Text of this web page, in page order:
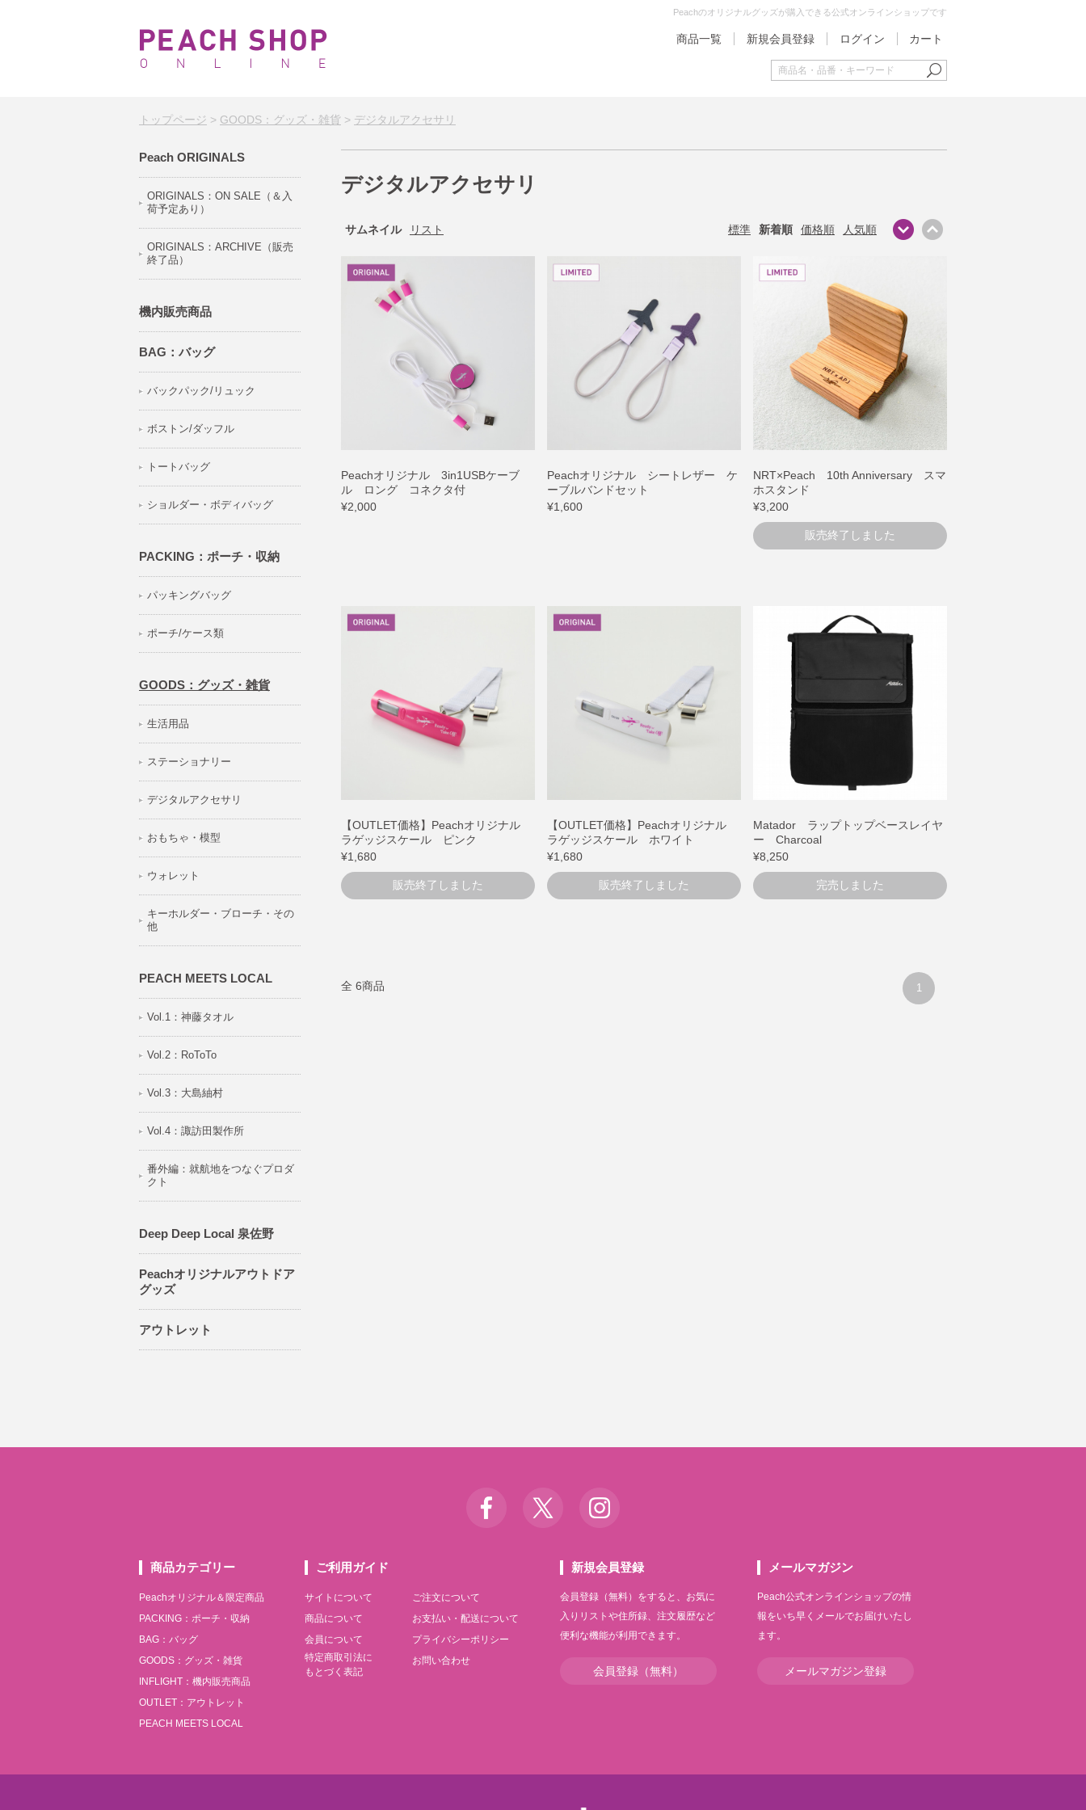
Peachのオリジナルグッズが購入できる公式オンラインショップです
商品一覧 新規会員登録 ログイン カート
トップページ > GOODS：グッズ・雑貨 > デジタルアクセサリ
Peach ORIGINALS
ORIGINALS：ON SALE（＆入
荷予定あり）
ORIGINALS：ARCHIVE（販売
終了品）
機内販売商品
BAG：バッグ
バックパック/リュック
ボストン/ダッフル
トートバッグ
ショルダー・ボディバッグ
PACKING：ポーチ・収納
パッキングバッグ
ポーチ/ケース類
GOODS：グッズ・雑貨
生活用品
ステーショナリー
デジタルアクセサリ
おもちゃ・模型
ウォレット
キーホルダー・ブローチ・その
他
PEACH MEETS LOCAL
Vol.1：神藤タオル
Vol.2：RoToTo
Vol.3：大島紬村
Vol.4：諏訪田製作所
番外編：就航地をつなぐプロダ
クト
Deep Deep Local 泉佐野
Peachオリジナルアウトドア
グッズ
アウトレット
デジタルアクセサリ
サムネイル リスト 標準 新着順 価格順 人気順
Peachオリジナル 3in1USBケーブ
ル ロング コネクタ付
¥2,000
Peachオリジナル シートレザー ケ
ーブルバンドセット
¥1,600
NRT×Peach 10th Anniversary スマ
ホスタンド
¥3,200
販売終了しました
【OUTLET価格】Peachオリジナル
ラゲッジスケール ピンク
¥1,680
販売終了しました
【OUTLET価格】Peachオリジナル
ラゲッジスケール ホワイト
¥1,680
販売終了しました
Matador ラップトップベースレイヤ
ー Charcoal
¥8,250
完売しました
全 6商品 1
商品カテゴリー
Peachオリジナル＆限定商品
PACKING：ポーチ・収納
BAG：バッグ
GOODS：グッズ・雑貨
INFLIGHT：機内販売商品
OUTLET：アウトレット
PEACH MEETS LOCAL
ご利用ガイド
サイトについて
ご注文について
商品について
お支払い・配送について
会員について
プライバシーポリシー
特定商取引法に
もとづく表記
お問い合わせ
新規会員登録
会員登録（無料）をすると、お気に
入りリストや住所録、注文履歴など
便利な機能が利用できます。
会員登録（無料）
メールマガジン
Peach公式オンラインショップの情
報をいち早くメールでお届けいたし
ます。
メールマガジン登録